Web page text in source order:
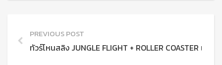
PREVIOUS POST
ทัวร์โหนสลิง JUNGLE FLIGHT + ROLLER COASTER เชียง